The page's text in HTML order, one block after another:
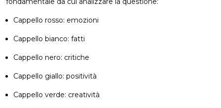
Cappello rosso: emozioni
Cappello bianco: fatti
Cappello nero: critiche
Cappello giallo: positività
Cappello verde: creatività